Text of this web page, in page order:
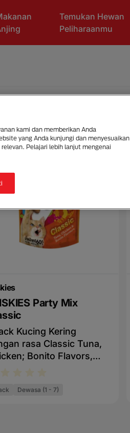
Temukan Hewan
Peliharaanmu
Party Mix
Kucing Kering
rasa Classic Tuna,
Bonito Flavors,
sebagai hadiah.
Dewasa (1 - 7)
kami dan memberikan Anda
yang Anda kunjungi dan menyesuaikan
Pelajari lebih lanjut mengenai